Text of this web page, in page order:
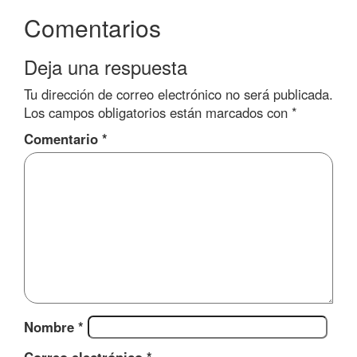
Comentarios
Deja una respuesta
Tu dirección de correo electrónico no será publicada.
Los campos obligatorios están marcados con *
Comentario *
Nombre *